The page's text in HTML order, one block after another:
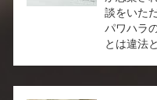
談をいた
パワハラ
とは違法